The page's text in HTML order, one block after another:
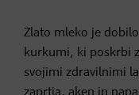
Zlato mleko je
kurkumi, ki poskrbi
svojimi zdravilnimi
zaprtja, aken in